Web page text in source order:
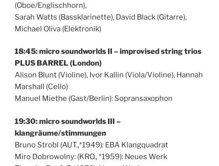
(Oboe/Englischhorn),
Sarah Watts (Bassklarinette), David Black (Gitarre),
Michael Oliva (Elektronik)
18:45: micro soundworlds II – improvised string trios
PLUS BARREL (London)
Alison Blunt (Violine), Ivor Kallin (Viola/Violine), Hannah
Marshall (Cello)
Manuel Miethe (Gast/Berlin): Sopransaxophon
19:30: micro soundworlds III –
klangräume/stimmungen
Bruno Strobl (AUT.,*1949): EBA Klangquadrat
Miro Dobrowolny: (KRO., *1959): Neues Werk